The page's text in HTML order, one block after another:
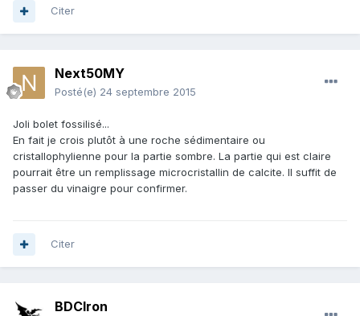
Citer
Next50MY
Posté(e) 24 septembre 2015
Joli bolet fossilisé...
En fait je crois plutôt à une roche sédimentaire ou
cristallophylienne pour la partie sombre. La partie qui est claire
pourrait être un remplissage microcristallin de calcite. Il suffit de
passer du vinaigre pour confirmer.
Citer
BDCIron